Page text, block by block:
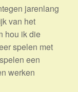
jarenlang
van het
hou ik die
spelen met
een
werken